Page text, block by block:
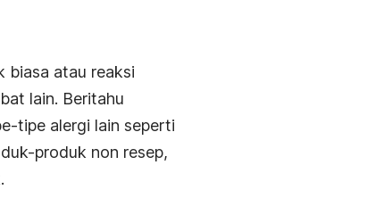
biasa atau reaksi
lain. Beritahu
tipe alergi lain seperti
produk non resep,